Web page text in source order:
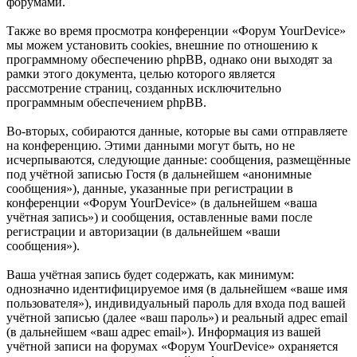
Также во время просмотра конференции «Форум YourDevice»
мы можем установить cookies, внешние по отношению к
программному обеспечению phpBB, однако они выходят за
рамки этого документа, целью которого является
рассмотрение страниц, созданных исключительно
программным обеспечением phpBB.
Во-вторых, собираются данные, которые вы сами отправляете
на конференцию. Этими данными могут быть, но не
исчерпываются, следующие данные: сообщения, размещённые
под учётной записью Гостя (в дальнейшем «анонимные
сообщения»), данные, указанные при регистрации в
конференции «Форум YourDevice» (в дальнейшем «ваша
учётная запись») и сообщения, оставленные вами после
регистрации и авторизации (в дальнейшем «ваши
сообщения»).
Ваша учётная запись будет содержать, как минимум:
однозначно идентифицируемое имя (в дальнейшем «ваше имя
пользователя»), индивидуальный пароль для входа под вашей
учётной записью (далее «ваш пароль») и реальный адрес email
(в дальнейшем «ваш адрес email»). Информация из вашей
учётной записи на форумах «Форум YourDevice» охраняется